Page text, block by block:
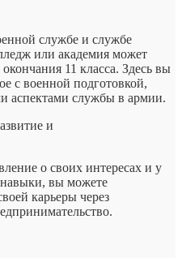
службе и службе
или академия может
11 класса. Здесь вы
с военной подготовкой,
аспектами службы в армии.
и
о своих интересах и у
навыки, вы можете
карьеры через